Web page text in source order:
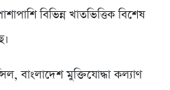
বিভিন্ন খাতভিত্তিক বিশেষ
বাংলাদেশ মুক্তিযোদ্ধা কল্যাণ